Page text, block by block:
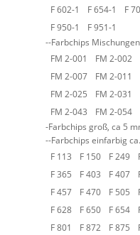
F 602-1
F 654-1 F
F 950-1
F 951-1
Farbchips
FM 2-001
FM 2-002
FM 2-007
FM 2-011
FM 2-025
FM 2-031
FM 2-043
FM 2-054
Farbchips groß, ca 5
Farbchips einfarbig
F 113
F 150 F 249
F 365
F 403 F 407
F 457
F 470 F 505
F 628
F 650 F 654
F 801
F 872 F 875